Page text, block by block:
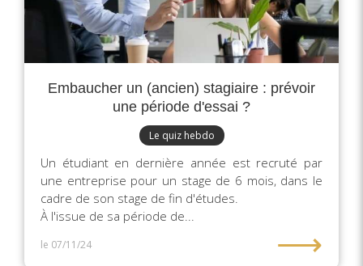
Embaucher un (ancien) stagiaire : prévoir
une période d'essai ?
Le quiz hebdo
Un étudiant en dernière année est recruté par
une entreprise pour un stage de 6 mois, dans le
cadre de son stage de fin d'études.
À l'issue de sa période de...
le 07/11/24 ⟶